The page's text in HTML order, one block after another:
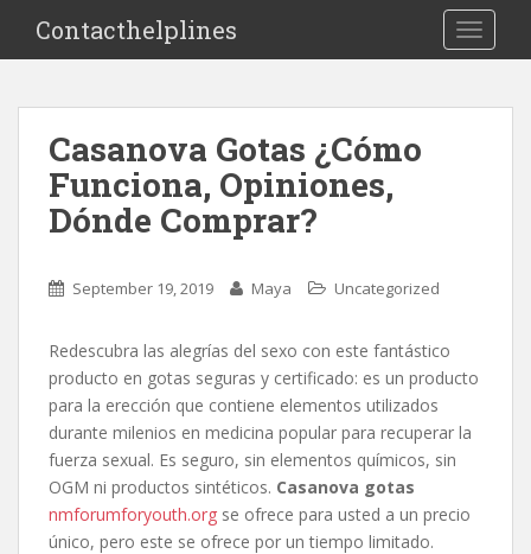
i
Contacthelplines
Casanova Gotas ¿Cómo
Funciona, Opiniones,
Dónde Comprar?
September 19, 2019 Maya Uncategorized
Redescubra las alegrías del sexo con este fantástico
producto en gotas seguras y certificado: es un producto
para la erección que contiene elementos utilizados
durante milenios en medicina popular para recuperar la
fuerza sexual. Es seguro, sin elementos químicos, sin
OGM ni productos sintéticos. Casanova gotas
nmforumforyouth.org se ofrece para usted a un precio
único, pero este se ofrece por un tiempo limitado.